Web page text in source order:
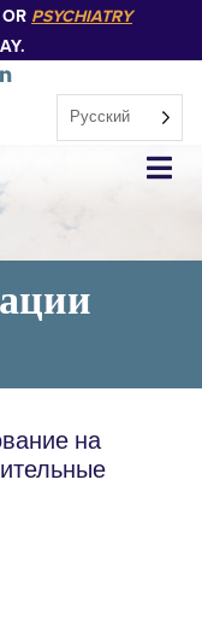
PSYCHIATRY
Русский
на